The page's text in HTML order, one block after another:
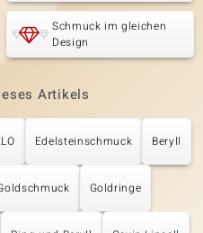
Schmuck im gleichen
Design
Artikels
Edelsteinschmuck Beryll
Goldringe